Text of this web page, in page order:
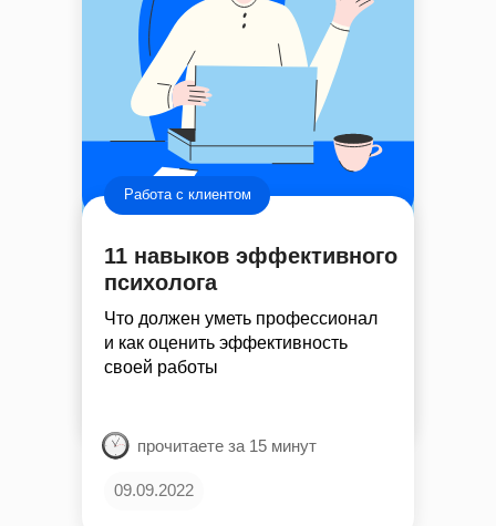
прочитаете за 15 минут
11 навыков эффективного
психолога
09.09.2022
Что должен уметь профессионал
и как оценить эффективность
своей работы
Работа с клиентом